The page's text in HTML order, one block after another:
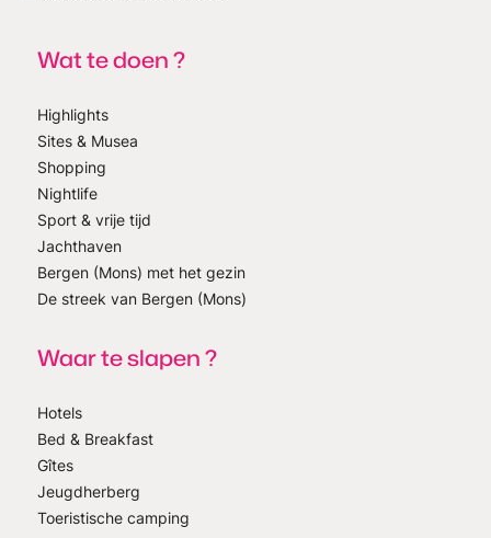
Wat te doen ?
Highlights
Sites & Musea
Shopping
Nightlife
Sport & vrije tijd
Jachthaven
Bergen (Mons) met het gezin
De streek van Bergen (Mons)
Waar te slapen ?
Hotels
Bed & Breakfast
Gîtes
Jeugdherberg
Toeristische camping